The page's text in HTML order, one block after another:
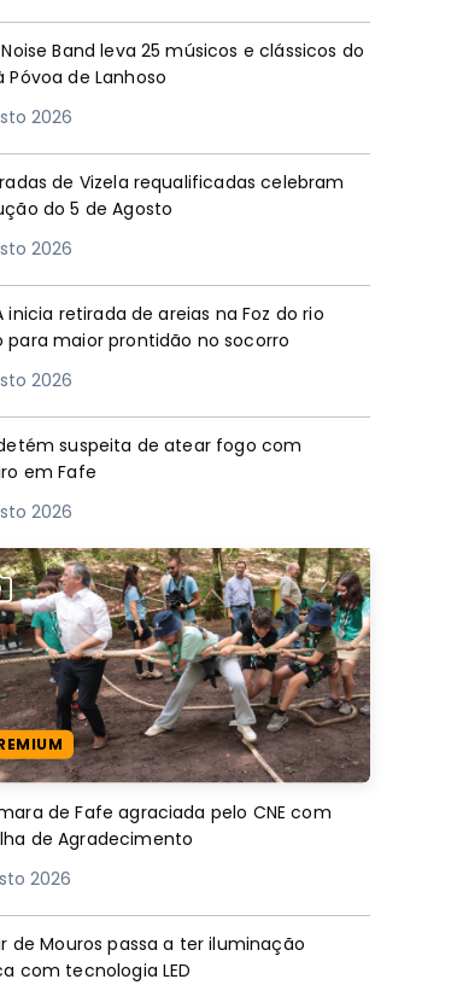
Noise Band leva 25 músicos e clássicos do
Póvoa de Lanhoso
2026
de Vizela requalificadas celebram
do 5 de Agosto
2026
inicia retirada de areias na Foz do rio
para maior prontidão no socorro
2026
suspeita de atear fogo com
em Fafe
2026
de Fafe agraciada pelo CNE com
de Agradecimento
2026
de Mouros passa a ter iluminação
com tecnologia LED